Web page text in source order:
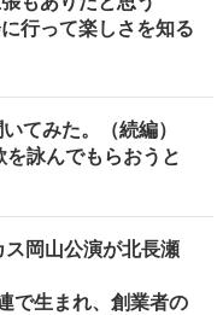
行って楽しさを知る
てみた。（続編）
詠んでもらおうと
ス岡山公演が北長瀬
で生まれ、創業者の